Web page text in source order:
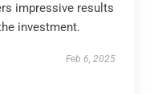
impressive results
investment.
Feb 6, 2025